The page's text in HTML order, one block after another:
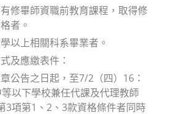
有修畢師資職前教育課程，取得修
者。
以上相關科系畢業者。
及應繳表件：
公告之日起，至7/2（四）16：
以下學校兼任代課及代理教師
3項第1、2、3款資格條件者同時